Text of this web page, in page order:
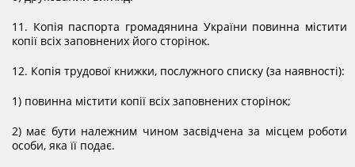
11. Копія паспорта громадянина України повинна містити
копії всіх заповнених його сторінок.
12. Копія трудової книжки, послужного списку (за наявності):
1) повинна містити копії всіх заповнених сторінок;
2) має бути належним чином засвідчена за місцем роботи
особи, яка її подає.